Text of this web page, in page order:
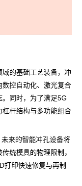
的基础工艺装备，冲
控自动化、激光复合
同时，为了满足5G
杆结构与多功能组合
来的智能冲孔设备将
统模具的物理限制，
打印快速修复与再制